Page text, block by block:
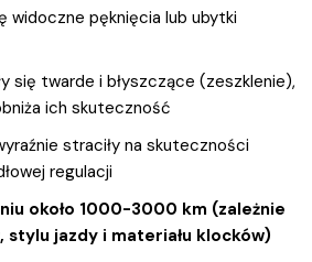
widoczne pęknięcia lub ubytki
się twarde i błyszczące (zeszklenie),
ich skuteczność
straciły na skuteczności
regulacji
około 1000-3000 km (zależnie
stylu jazdy i materiału klocków)